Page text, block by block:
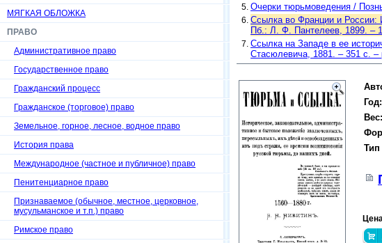
МЯГКАЯ ОБЛОЖКА
ПРАВО
Административное право
Государственное право
Гражданский процесс
Гражданское (торговое) право
Земельное, горное, лесное, водное право
История права
Международное (частное и публичное) право
Пенитенциарное право
Признаваемое (обычное, местное, церковное,
мусульманское и т.п.) право
Римское право
Очерки тюрьмоведения /
Ссылка во Франции и
Пб.: Л. Ф. Пантелеев, 1899. –
Ссылка на Западе в ее
Стасюлевича, 1881. – 351 с. –
Год:
Вес: